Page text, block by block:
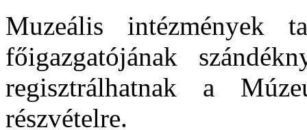
Muzeális intézmények
főigazgatójának
regisztrálhatnak a
részvételre.